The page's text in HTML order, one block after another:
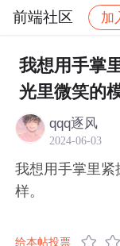
前端社区 加
社区 前端社
我想用手掌
光里微笑的
qqq逐风
2024-06-03
我想用手掌里紧
样。
给本帖投票